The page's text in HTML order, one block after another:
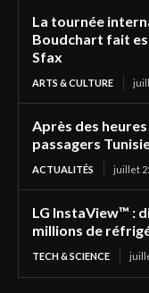
La tournée
Boudchart fait
Sfax
ARTS & CULTURE
Après des
passagers
ACTUALITÉS juillet
LG InstaView™ :
millions de
TECH & SCIENCE